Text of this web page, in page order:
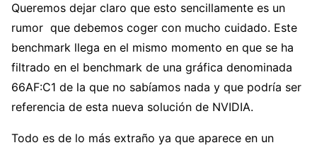
Queremos dejar claro que esto sencillamente es un
rumor que debemos coger con mucho cuidado. Este
benchmark llega en el mismo momento en que se ha
filtrado en el benchmark de una gráfica denominada
66AF:C1 de la que no sabíamos nada y que podría ser
referencia de esta nueva solución de NVIDIA.
Todo es de lo más extraño ya que aparece en un